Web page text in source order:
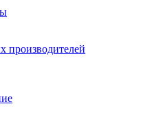
производителей